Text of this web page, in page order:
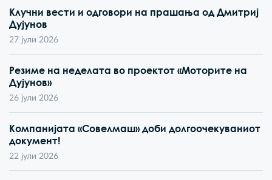
Клучни вести и одговори на прашања од Дмитриј
Дујунов
27 јули 2026
Резиме на неделата во проектот «Моторите на
Дујунов»
26 јули 2026
Компанијата «Совелмаш» доби долгоочекуваниот
документ!
22 јули 2026